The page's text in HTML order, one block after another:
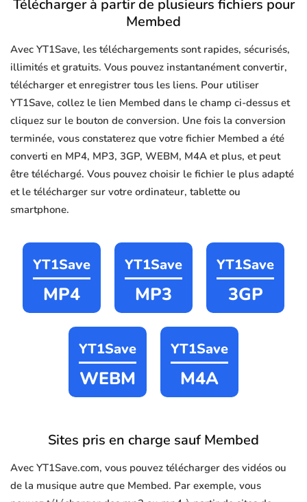
Télécharger à partir de plusieurs fichiers pour
Membed
Avec YT1Save, les téléchargements sont rapides, sécurisés,
illimités et gratuits. Vous pouvez instantanément convertir,
télécharger et enregistrer tous les liens. Pour utiliser
YT1Save, collez le lien Membed dans le champ ci-dessus et
cliquez sur le bouton de conversion. Une fois la conversion
terminée, vous constaterez que votre fichier Membed a été
converti en MP4, MP3, 3GP, WEBM, M4A et plus, et peut
être téléchargé. Vous pouvez choisir le fichier le plus adapté
et le télécharger sur votre ordinateur, tablette ou
smartphone.
YT1Save
MP4
YT1Save
MP3
YT1Save
3GP
YT1Save
WEBM
YT1Save
M4A
Sites pris en charge sauf Membed
Avec YT1Save.com, vous pouvez télécharger des vidéos ou
de la musique autre que Membed. Par exemple, vous